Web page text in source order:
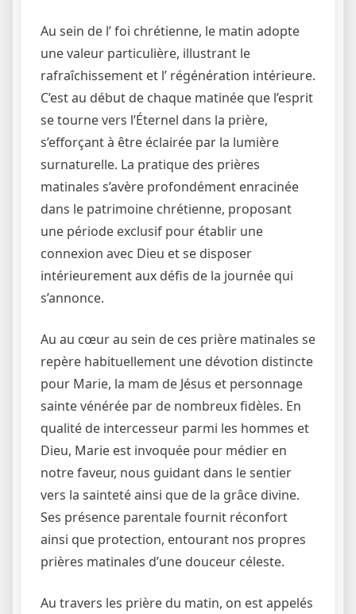
Au sein de l’ foi chrétienne, le matin adopte
une valeur particulière, illustrant le
rafraîchissement et l’ régénération intérieure.
C’est au début de chaque matinée que l’esprit
se tourne vers l’Éternel dans la prière,
s’efforçant à être éclairée par la lumière
surnaturelle. La pratique des prières
matinales s’avère profondément enracinée
dans le patrimoine chrétienne, proposant
une période exclusif pour établir une
connexion avec Dieu et se disposer
intérieurement aux défis de la journée qui
s’annonce.
Au au cœur au sein de ces prière matinales se
repère habituellement une dévotion distincte
pour Marie, la mam de Jésus et personnage
sainte vénérée par de nombreux fidèles. En
qualité de intercesseur parmi les hommes et
Dieu, Marie est invoquée pour médier en
notre faveur, nous guidant dans le sentier
vers la sainteté ainsi que de la grâce divine.
Ses présence parentale fournit réconfort
ainsi que protection, entourant nos propres
prières matinales d’une douceur céleste.
Au travers les prière du matin, on est appelés